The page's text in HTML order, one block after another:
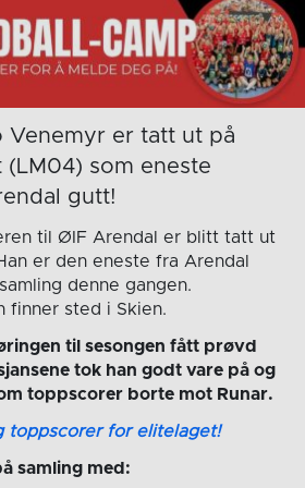
Venemyr er tatt ut på
som eneste
gutt!
til ØIF Arendal er blitt tatt ut
er den eneste fra Arendal
denne gangen.
finner sted i Skien.
til sesongen fått prøvd
tok han godt vare på og
toppscorer borte mot Runar.
toppscorer for elitelaget!
samling med: